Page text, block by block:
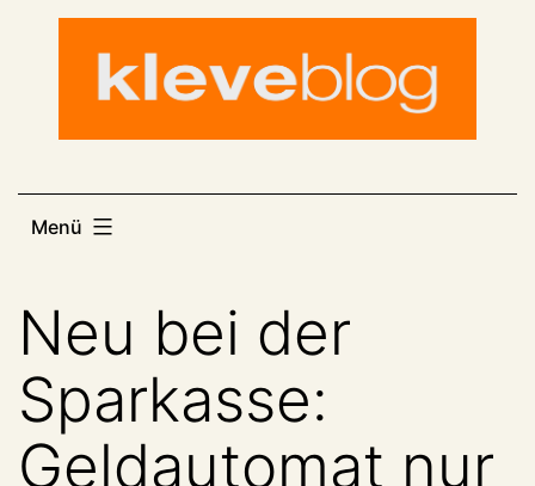
Menü
Neu bei der
Sparkasse:
Geldautomat nur